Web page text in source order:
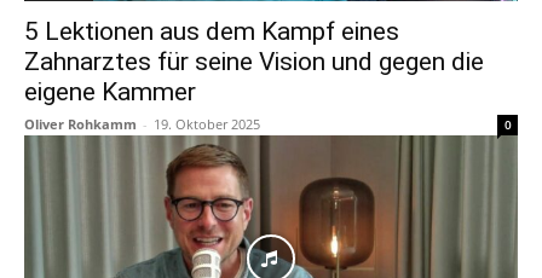
5 Lektionen aus dem Kampf eines
Zahnarztes für seine Vision und gegen die
eigene Kammer
Oliver Rohkamm - 19. Oktober 2025 0